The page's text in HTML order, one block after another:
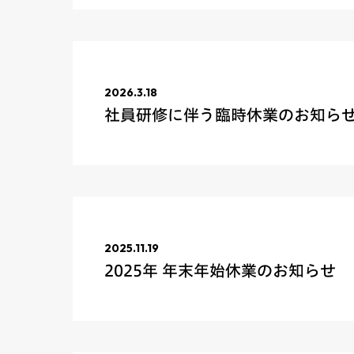
2026.3.18
社員研修に伴う臨時休業のお知ら
2025.11.19
2025年 年末年始休業のお知らせ